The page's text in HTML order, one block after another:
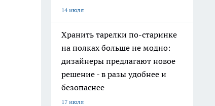
14 июля
Хранить тарелки по-старинке
на полках больше не модно:
дизайнеры предлагают новое
решение - в разы удобнее и
безопаснее
17 июля